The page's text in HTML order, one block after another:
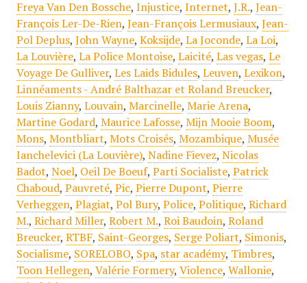
Freya Van Den Bossche, Injustice, Internet, J.R., Jean-
François Ler-De-Rien, Jean-François Lermusiaux, Jean-
Pol Deplus, John Wayne, Koksijde, La Joconde, La Loi,
La Louvière, La Police Montoise, Laicité, Las vegas, Le
Voyage De Gulliver, Les Laids Bidules, Leuven, Lexikon,
Linnéaments - André Balthazar et Roland Breucker,
Louis Zianny, Louvain, Marcinelle, Marie Arena,
Martine Godard, Maurice Lafosse, Mijn Mooie Boom,
Mons, Montbliart, Mots Croisés, Mozambique, Musée
Ianchelevici (La Louvière), Nadine Fievez, Nicolas
Badot, Noel, Oeil De Boeuf, Parti Socialiste, Patrick
Chaboud, Pauvreté, Pic, Pierre Dupont, Pierre
Verheggen, Plagiat, Pol Bury, Police, Politique, Richard
M., Richard Miller, Robert M., Roi Baudoin, Roland
Breucker, RTBF, Saint-Georges, Serge Poliart, Simonis,
Socialisme, SORELOBO, Spa, star académy, Timbres,
Toon Hellegen, Valérie Formery, Violence, Wallonie,